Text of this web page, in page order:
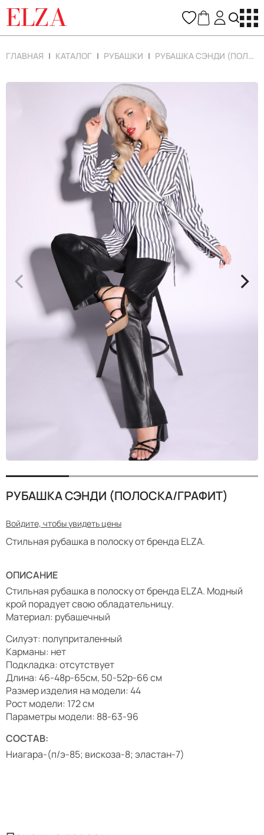
ELZA
ГЛАВНАЯ КАТАЛОГ РУБАШКИ РУБАШКА СЭНДИ (ПОЛОСКА/ГРАФИТ)
< >
РУБАШКА СЭНДИ (ПОЛОСКА/ГРАФИТ)
Войдите, чтобы увидеть цены
Стильная рубашка в полоску от бренда ELZA.
ОПИСАНИЕ
Стильная рубашка в полоску от бренда ELZA. Модный
крой порадует свою обладательницу.
Материал: рубашечный
Силуэт: полуприталенный
Карманы: нет
Подкладка: отсутствует
Длина: 46-48р-65см, 50-52р-66 см
Размер изделия на модели: 44
Рост модели: 172 см
Параметры модели: 88-63-96
СОСТАВ:
Ниагара-(п/э-85; вискоза-8; эластан-7)